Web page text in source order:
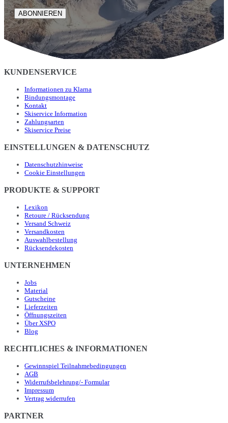
ABONNIEREN
KUNDENSERVICE
Informationen zu Klarna
Bindungsmontage
Kontakt
Skiservice Information
Zahlungsarten
Skiservice Preise
EINSTELLUNGEN & DATENSCHUTZ
Datenschutzhinweise
Cookie Einstellungen
PRODUKTE & SUPPORT
Lexikon
Retoure / Rücksendung
Versand Schweiz
Versandkosten
Auswahlbestellung
Rücksendekosten
UNTERNEHMEN
Jobs
Material
Gutscheine
Lieferzeiten
Öffnungszeiten
Über XSPO
Blog
RECHTLICHES & INFORMATIONEN
Gewinnspiel Teilnahmebedingungen
AGB
Widerrufsbelehrung/- Formular
Impressum
Vertrag widerrufen
PARTNER